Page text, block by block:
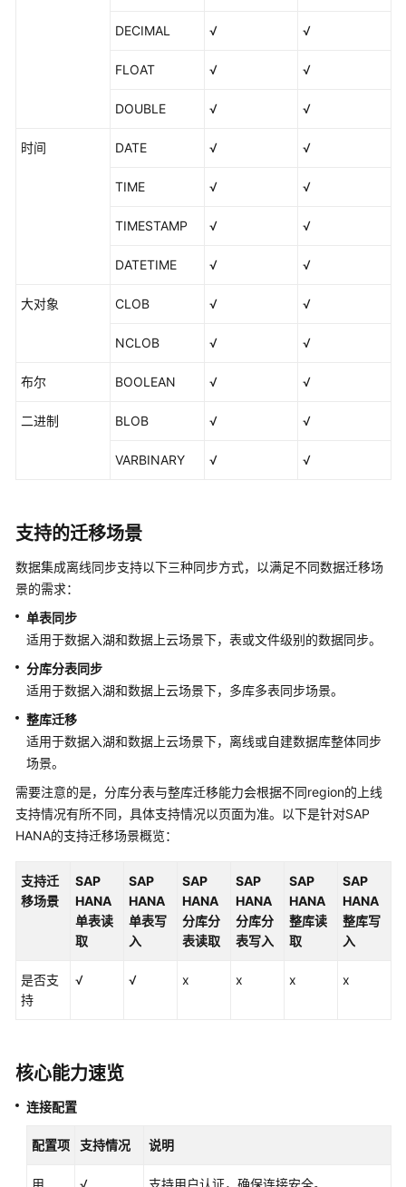
线
线
业
概
述
持
的
数
据
源
各
数
据
的
支
持
情
据
DECIMAL √ √
FLOAT √ √
DOUBLE √ √
时间 DATE √ √
TIME √ √
TIMESTAMP √ √
DATETIME √ √
大对象 CLOB √ √
NCLOB √ √
布尔 BOOLEAN √ √
二进制 BLOB √ √
VARBINARY √ √
支持的迁移场景
数据集成离线同步支持以下三种同步方式，以满足不同数据迁移场
景的需求：
单表同步
适用于数据入湖和数据上云场景下，表或文件级别的数据同步。
分库分表同步
适用于数据入湖和数据上云场景下，多库多表同步场景。
整库迁移
适用于数据入湖和数据上云场景下，离线或自建数据库整体同步
场景。
需要注意的是，分库分表与整库迁移能力会根据不同region的上线
支持情况有所不同，具体支持情况以页面为准。以下是针对SAP
HANA的支持迁移场景概览：
支持迁
移场景
SAP
HANA
单表读
取
SAP
HANA
单表写
入
SAP
HANA
分库分
表读取
SAP
HANA
分库分
表写入
SAP
HANA
整库读
取
SAP
HANA
整库写
入
是否支
持
√ √ x x x x
核心能力速览
连接配置
配置项 支持情况 说明
用 √ 支持用户认证，确保连接安全。